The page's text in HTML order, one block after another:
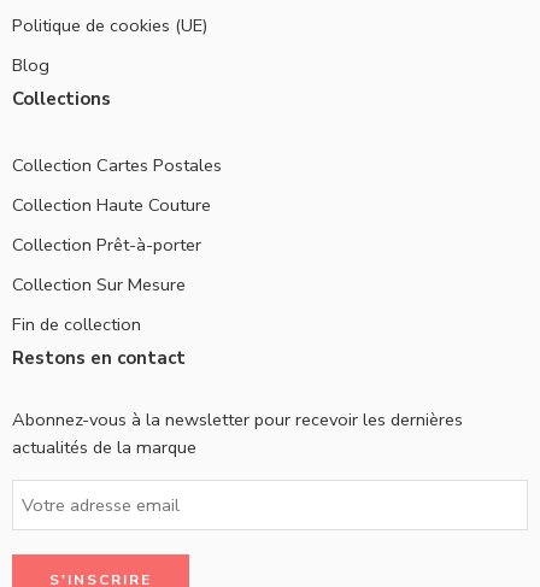
Politique de cookies (UE)
Blog
Collections
Collection Cartes Postales
Collection Haute Couture
Collection Prêt-à-porter
Collection Sur Mesure
Fin de collection
Restons en contact
Abonnez-vous à la newsletter pour recevoir les dernières
actualités de la marque